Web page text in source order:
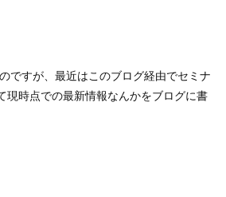
ですが、最近はこのブログ経由でセミナ
現時点での最新情報なんかをブログに書